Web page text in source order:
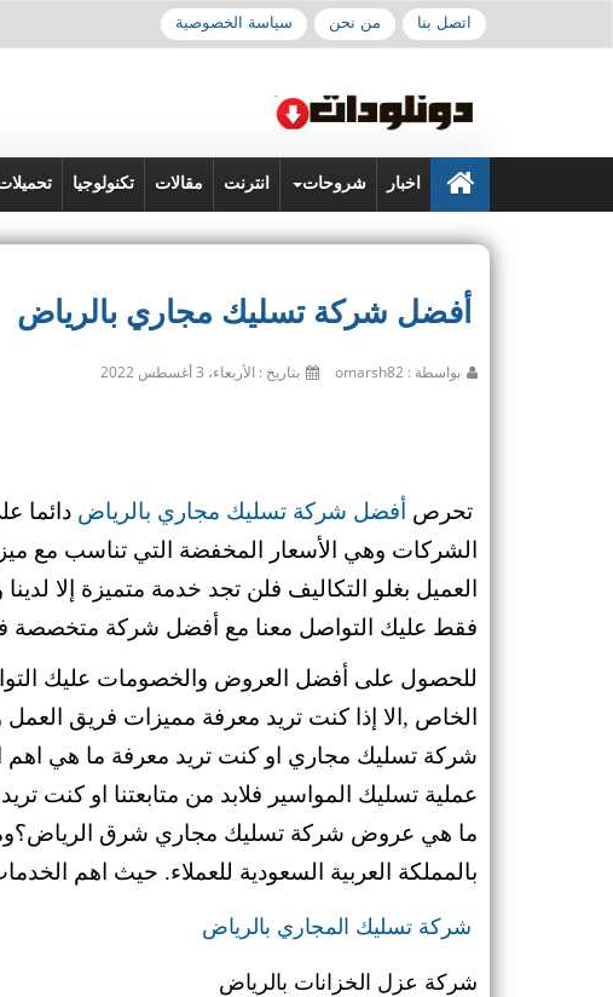
اتصل بنا من نحن سياسة الخصوصية
اخبار شروحات انترنت مقالات تكنولوجيا
أفضل شركة تسليك مجاري بالرياض
بواسطة : omarsh82 بتاريخ : الأربعاء، 3 أغسطس 2022
تحرص أفضل شركة تسليك مجاري بالرياض دائما
الشركات وهي الأسعار المخفضة التي تناسب مع
العميل بغلو التكاليف فلن تجد خدمة متميزة إلا
فقط عليك التواصل معنا مع أفضل شركة متخصصة
للحصول على أفضل العروض والخصومات عليك
الخاص ,الا إذا كنت تريد معرفة مميزات فريق
شركة تسليك مجاري او كنت تريد معرفة ما هي اهم
عملية تسليك المواسير فلابد من متابعتنا او كنت
ما هي عروض شركة تسليك مجاري شرق
بالمملكة العربية السعودية للعملاء. حيث اهم
شركة تسليك المجاري بالرياض
شركة عزل الخزانات بالرياض